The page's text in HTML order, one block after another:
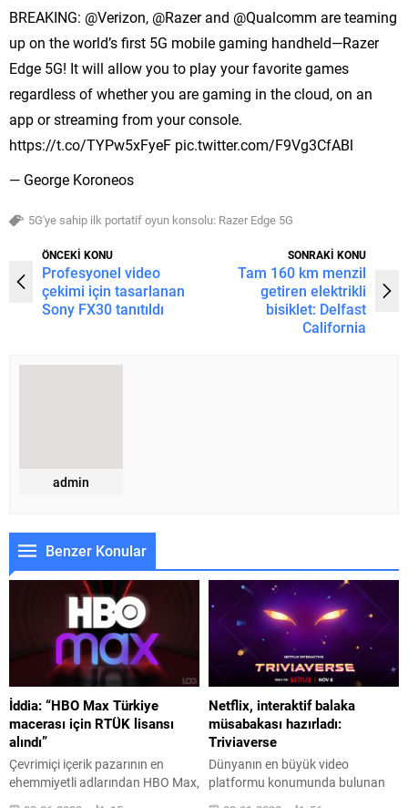
BREAKING: @Verizon, @Razer and @Qualcomm are teaming
up on the world’s first 5G mobile gaming handheld—Razer
Edge 5G! It will allow you to play your favorite games
regardless of whether you are gaming in the cloud, on an
app or streaming from your console.
https://t.co/TYPw5xFyeF pic.twitter.com/F9Vg3CfABl
— George Koroneos
5G'ye sahip ilk portatif oyun konsolu: Razer Edge 5G
ÖNCEKİ KONU
Profesyonel video
çekimi için tasarlanan
Sony FX30 tanıtıldı
SONRAKİ KONU
Tam 160 km menzil
getiren elektrikli
bisiklet: Delfast
California
admin
Benzer Konular
İddia: “HBO Max Türkiye
macerası için RTÜK lisansı
alındı”
Çevrimiçi içerik pazarının en
ehemmiyetli adlarından HBO Max,
Türkiye serüveni için ehemmiyetli
Netflix, interaktif balaka
müsabakası hazırladı:
Triviaverse
Dünyanın en büyük video
platformu konumunda bulunan
Netflix, bugün interaktif balaka